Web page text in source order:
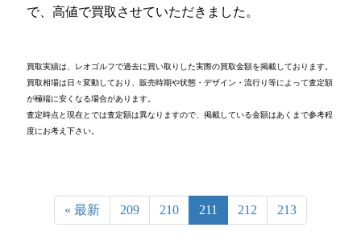
で、高値で買取させていただきました。
買取実績は、レオゴルフで過去に買い取りした実際の買取金額を掲載しております。
買取相場は日々変動しており、販売時期や状態・デザイン・流行り等によって査定額
が極端に安くなる場合があります。
査定時点と現在とでは査定額は異なりますので、掲載している金額はあくまで参考程
度にお考え下さい。
« 最新 209 210 211 212 213